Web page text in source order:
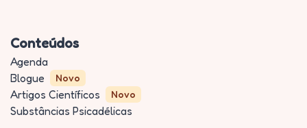
Conteúdos
Agenda
Blogue
Novo
Artigos Científicos Novo
Substâncias Psicadélicas